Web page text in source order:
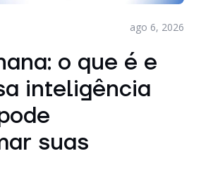
ago 6, 2026
o que é e
inteligência
suas